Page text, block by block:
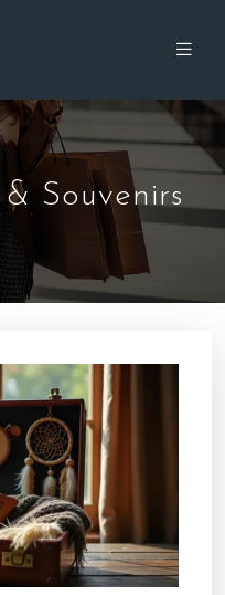
Souvenirs